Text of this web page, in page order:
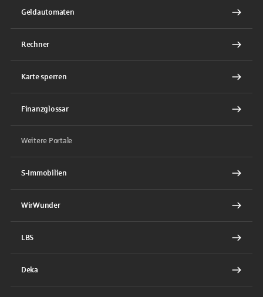
Geldautomaten
Rechner
Karte sperren
Finanzglossar
Weitere Portale
S-Immobilien
WirWunder
LBS
Deka